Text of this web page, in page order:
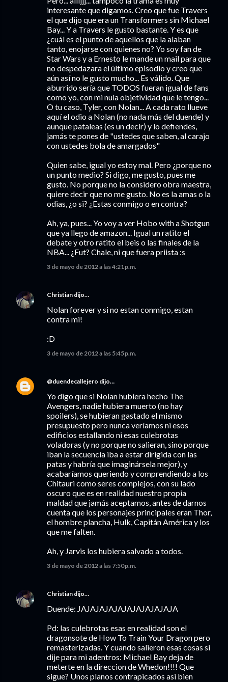
interesante que digamos. Creo que fue Travers
el que dijo que era un Transformers sin Michael
Bay... Y a Travers le gusto bastante. Y es que
¿cuál es el punto de aquellos que la alaban
tanto, enojarse con quienes no? Yo soy fan de
Star Wars y a Ernesto le mande un mail para que
no despedazara el último episodio y creo que
aún así no le gusto mucho... Es válido. Que
aburrido sería que TODOS fueran igual de fans
como yo, con mi nula objetividad que le tengo...
O tu caso, Tyler, con Nolan... A cada rato llueve
aquí el odio a Nolan (no nada más del duende) y
aunque pataleas (es un decir) y lo defiendes,
jamás te pones de "ustedes que saben, al carajo
con ustedes bola de amargados"
Quien sabe, igual yo estoy mal. Pero ¿porque no
un punto medio? Si digo, me gusto, pues me
gusto. No porque no la considero obra maestra,
quiere decir que no me gusto. No es la amas o la
odias, ¿o si? ¿Estas conmigo o en contra?
Ah, ya, pues... Yo voy a ver Hobo with a Shotgun
que ya llego de amazon... Igual un ratito el
debate y otro ratito el beis o las finales de la
NBA... ¿Fut? Chale, ni que fuera priista :s
3 de mayo de 2012 a las 4:21 p.m.
Christian dijo…
Nolan forever y si no estan conmigo, estan
contra mi!
:D
3 de mayo de 2012 a las 5:45 p.m.
@duendecallejero dijo…
Yo digo que si Nolan hubiera hecho The
Avengers, nadie hubiera muerto (no hay
spoilers), se hubieran gastado el mismo
presupuesto pero nunca veríamos ni esos
edificios estallando ni esas culebrotas
voladoras (y no porque no salieran, sino porque
iban la secuencia iba a estar dirigida con las
patas y habría que imaginársela mejor), y
acabaríamos queriendo y comprendiendo a los
Chitauri como seres complejos, con su lado
oscuro que es en realidad nuestro propia
maldad que jamás aceptamos, antes de darnos
cuenta que los personajes principales eran Thor,
el hombre plancha, Hulk, Capitán América y los
que me falten.
Ah, y Jarvis los hubiera salvado a todos.
3 de mayo de 2012 a las 7:50 p.m.
Christian dijo…
Duende: JAJAJAJAJAJAJAJAJAJAJA
Pd: las culebrotas esas en realidad son el
dragonsote de How To Train Your Dragon pero
remasterizadas. Y cuando salieron esas cosas si
dije para mi adentros: Michael Bay deja de
meterte en la direccion de Whedon!!!! Que
sigue? Unos planos contrapicados asi bien